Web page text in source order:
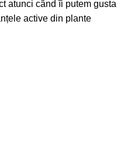
atunci când îi putem gusta
active din plante